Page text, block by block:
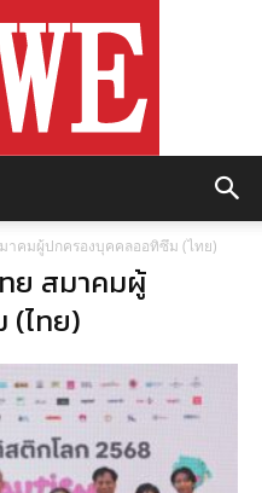
าคมผู้ปกครองบุคคลออทิซึม (ไทย)
ย สมาคมผู้
ไทย)